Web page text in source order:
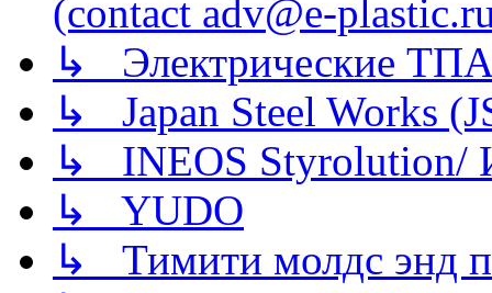
(contact adv@e-
↳ Электрические
↳ Japan Steel Works
↳ INEOS
↳ YUDO
↳ Тимити молдс энд